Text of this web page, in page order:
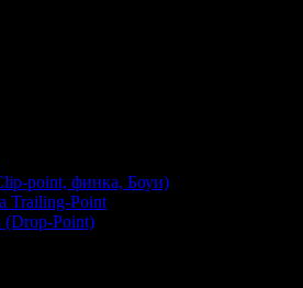
point, финка, Боуи)
Trailing-Point
Point)